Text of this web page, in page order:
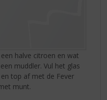
halve citroen en wat
muddler. Vul het glas
top af met de Fever
munt.